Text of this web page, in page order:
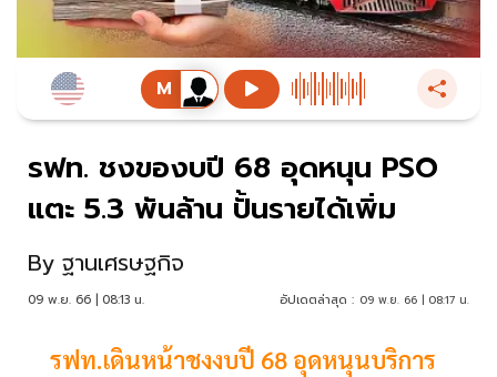
รฟท. ชงของบปี 68 อุดหนุน PSO
แตะ 5.3 พันล้าน ปั้นรายได้เพิ่ม
By ฐานเศรษฐกิจ
09 พ.ย. 66 | 08:13 น. อัปเดตล่าสุด : 09 พ.ย. 66 | 08:17 น.
รฟท.เดินหน้าชงงบปี 68 อุดหนุนบริการ